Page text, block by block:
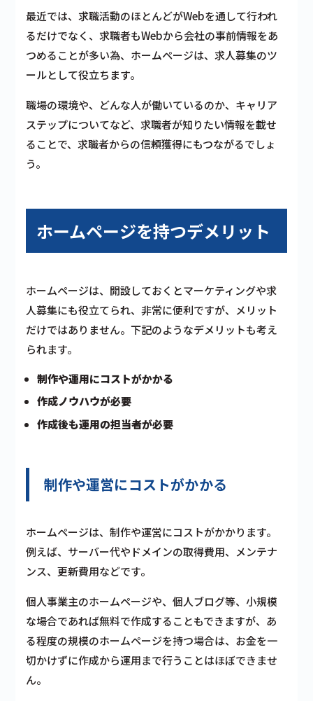
最近では、求職活動のほとんどがWebを通して行われ
るだけでなく、求職者もWebから会社の事前情報をあ
つめることが多い為、ホームページは、求人募集のツ
ールとして役立ちます。
職場の環境や、どんな人が働いているのか、キャリア
ステップについてなど、求職者が知りたい情報を載せ
ることで、求職者からの信頼獲得にもつながるでしょ
う。
ホームページを持つデメリット
ホームページは、開設しておくとマーケティングや求
人募集にも役立てられ、非常に便利ですが、メリット
だけではありません。下記のようなデメリットも考え
られます。
制作や運用にコストがかかる
作成ノウハウが必要
作成後も運用の担当者が必要
制作や運営にコストがかかる
ホームページは、制作や運営にコストがかかります。
例えば、サーバー代やドメインの取得費用、メンテナ
ンス、更新費用などです。
個人事業主のホームページや、個人ブログ等、小規模
な場合であれば無料で作成することもできますが、あ
る程度の規模のホームページを持つ場合は、お金を一
切かけずに作成から運用まで行うことはほぼできませ
ん。